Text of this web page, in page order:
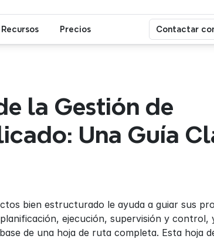
la Gestión de
Una Guía
bien estructurado le ayuda a guiar sus
ejecución, supervisión y
de una hoja de ruta completa. Esta
Recursos Precios Contactar